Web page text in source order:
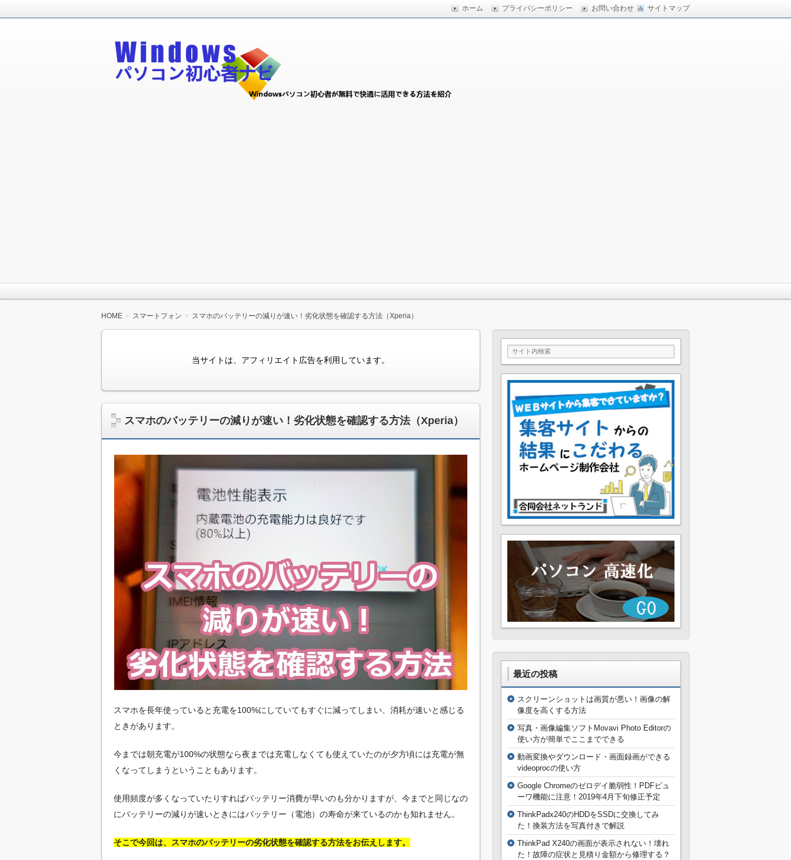
サイトマップ
ホーム プライバシーポリシー お問い合わせ
Windowsパソコン初心者ナビ
HOME スマートフォン スマホのバッテリーの減りが速い！劣化状態を確認する方法（Xperia）
当サイトは、アフィリエイト広告を利用しています。
スマホのバッテリーの減りが速い！劣化状態を確認する方法（Xperia）
スマホを長年使っていると充電を100%にしていてもすぐに減ってしまい、消耗が速いと感じる
ときがあります。
今までは朝充電が100%の状態なら夜までは充電しなくても使えていたのが夕方頃には充電が無
くなってしまうということもあります。
使用頻度が多くなっていたりすればバッテリー消費が早いのも分かりますが、今までと同じなの
にバッテリーの減りが速いときにはバッテリー（電池）の寿命が来ているのかも知れません。
そこで今回は、スマホのバッテリーの劣化状態を確認する方法をお伝えします。
最近の投稿
スクリーンショットは画質が悪い！画像の解
像度を高くする方法
写真・画像編集ソフトMovavi Photo Editorの
使い方が簡単でここまでできる
動画変換やダウンロード・画面録画ができる
videoprocの使い方
Google Chromeのゼロデイ脆弱性！PDFビュ
ーワ機能に注意！2019年4月下旬修正予定
ThinkPadx240のHDDをSSDに交換してみ
た！換装方法を写真付きで解説
ThinkPad X240の画面が表示されない！壊れ
た！故障の症状と見積り金額から修理する？